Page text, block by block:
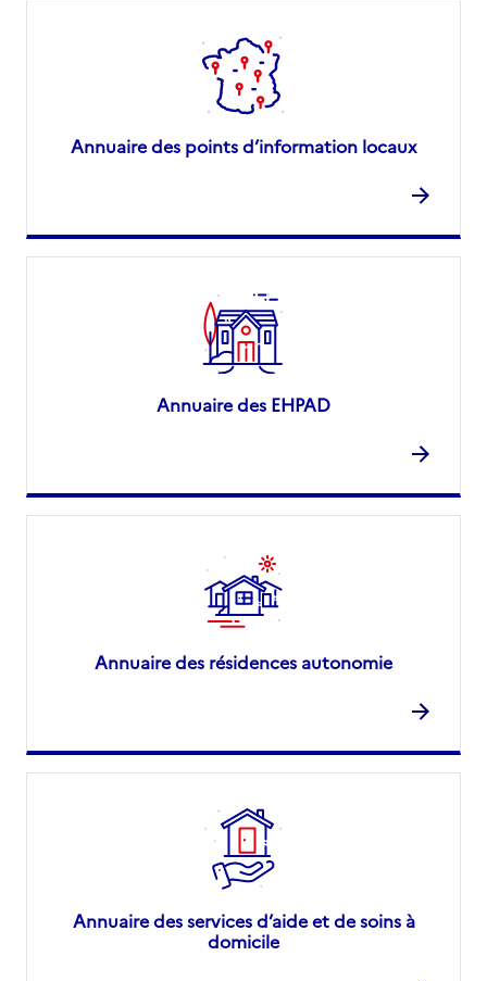
Annuaire des points d’information locaux
Annuaire des EHPAD
Annuaire des résidences autonomie
Annuaire des services d’aide et de soins à
domicile